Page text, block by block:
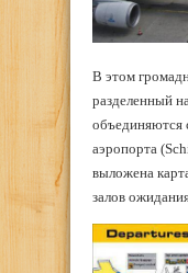
В этом
разделенный
объединяются
аэропорта
выложена
залов